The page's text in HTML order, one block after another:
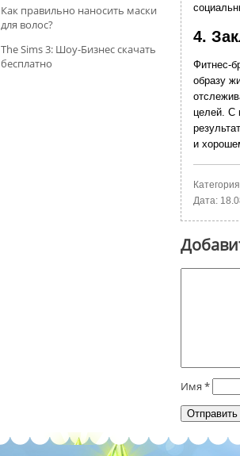
4.
Фитнес-
образу
целей. С
и
Дата:
Имя *
Как правильно наносить маски
для волос?
The Sims 3: Шоу-Бизнес скачать
бесплатно